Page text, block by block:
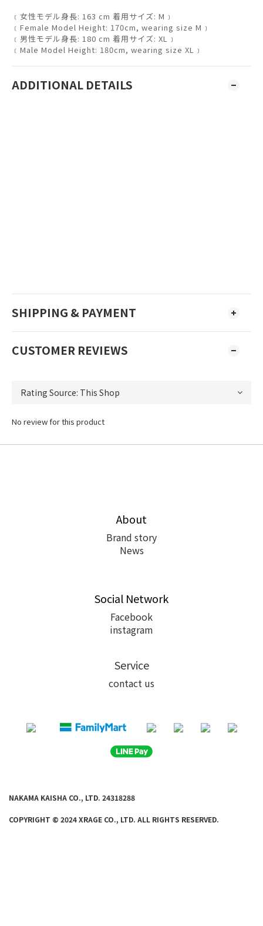
﹝女性モデル身長: 163 cm 着用サイズ: M﹞
﹝Female Model Height: 170cm, wearing size M﹞
﹝男性モデル身長: 180 cm 着用サイズ: XL﹞
﹝Male Model Height: 180cm, wearing size XL﹞
ADDITIONAL DETAILS
SHIPPING & PAYMENT
CUSTOMER REVIEWS
No review for this product
About
Brand story
News
Social Network
Facebook
instagram
Service
contact us
NAKAMA KAISHA CO., LTD. 24318288
COPYRIGHT © 2024 XRAGE CO., LTD. ALL RIGHTS RESERVED.